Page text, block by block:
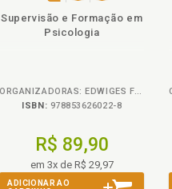
disponível
em
Disponível
na
B.V.
páginas
Supervisão e Formação em
Psicologia
ORGANIZADORAS: EDWIGES FERREIRA DE MATTOS SILVARES, MÁRCIA HELENA DA SILVA MELO E SUZANE SCHMIDLIN LÖHR
ISBN: 978853626022-8
R$ 89,90
em 3x de R$ 29,97
ADICIONAR AO